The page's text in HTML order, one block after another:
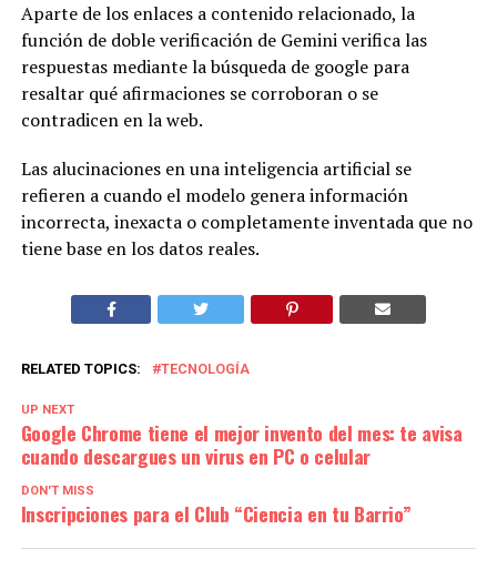
Aparte de los enlaces a contenido relacionado, la
función de doble verificación de Gemini verifica las
respuestas mediante la búsqueda de google para
resaltar qué afirmaciones se corroboran o se
contradicen en la web.
Las alucinaciones en una inteligencia artificial se
refieren a cuando el modelo genera información
incorrecta, inexacta o completamente inventada que no
tiene base en los datos reales.
RELATED TOPICS: TECNOLOGÍA
UP NEXT
Google Chrome tiene el mejor invento del mes: te avisa
cuando descargues un virus en PC o celular
DON'T MISS
Inscripciones para el Club “Ciencia en tu Barrio”